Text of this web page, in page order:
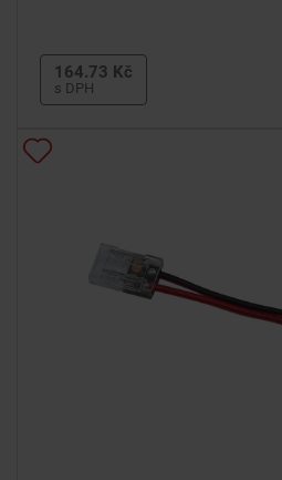
164.73 Kč
s DPH